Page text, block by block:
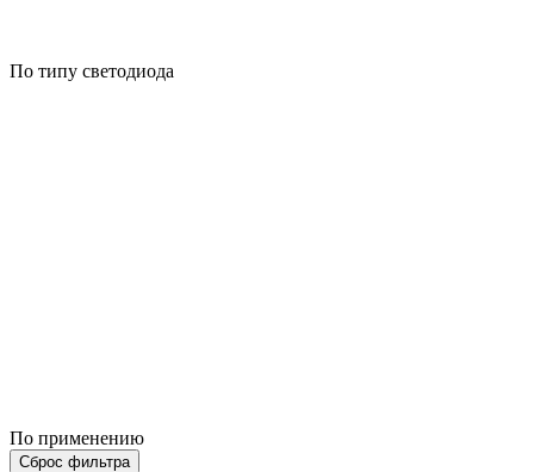
По типу светодиода
По применению
Сброс фильтра